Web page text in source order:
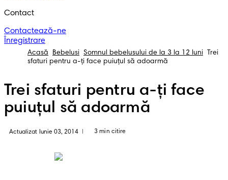
Contact
Contactează-ne
Înregistrare
Acasă Bebelusi Somnul bebelusului de la 3 la 12 luni
Trei
sfaturi pentru a-ți face puiuțul să adoarmă
Trei sfaturi pentru a-ți face
puiuțul să adoarmă
Actualizat Iunie 03, 2014 3 min citire